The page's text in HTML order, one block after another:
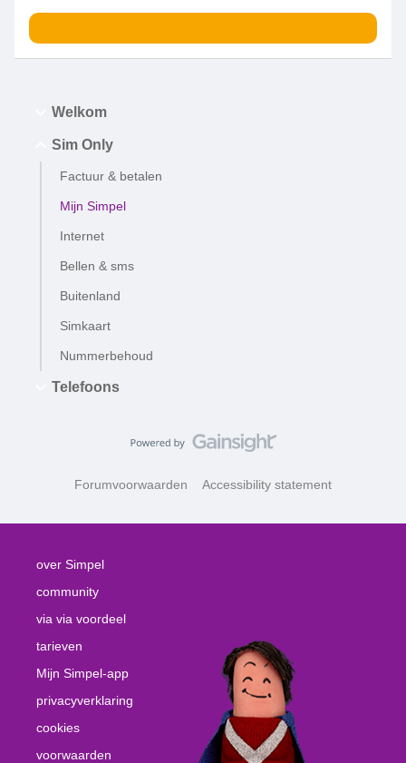
Welkom
Sim Only
Factuur & betalen
Mijn Simpel
Internet
Bellen & sms
Buitenland
Simkaart
Nummerbehoud
Telefoons
Forumvoorwaarden Accessibility statement
over Simpel
community
via via voordeel
tarieven
Mijn Simpel-app
privacyverklaring
cookies
voorwaarden